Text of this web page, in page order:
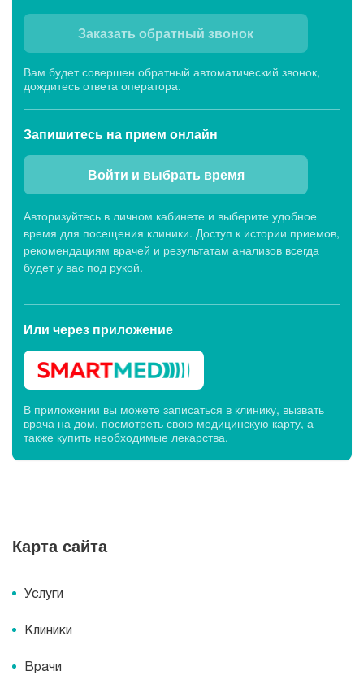
Заказать обратный звонок
Вам будет совершен обратный автоматический звонок,
дождитесь ответа оператора.
Запишитесь на прием онлайн
Войти и выбрать время
Авторизуйтесь в личном кабинете и выберите удобное
время для посещения клиники. Доступ к истории приемов,
рекомендациям врачей и результатам анализов всегда
будет у вас под рукой.
Или через приложение
В приложении вы можете записаться в клинику, вызвать
врача на дом, посмотреть свою медицинскую карту, а
также купить необходимые лекарства.
Карта сайта
Услуги
Клиники
Врачи